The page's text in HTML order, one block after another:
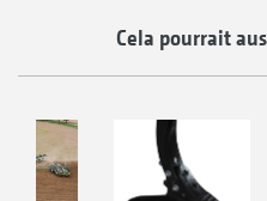
Cela pourrait